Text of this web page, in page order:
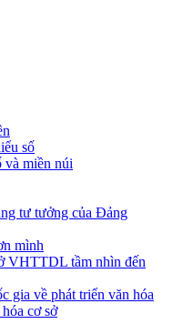
số
và miền núi
tư tưởng của Đảng
mình
VHTTDL tầm nhìn đến
gia về phát triển văn hóa
cơ sở